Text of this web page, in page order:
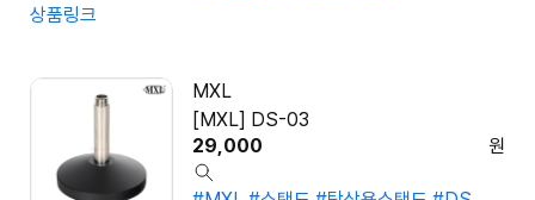
상품링크
MXL
[MXL] DS-03
29,000
원